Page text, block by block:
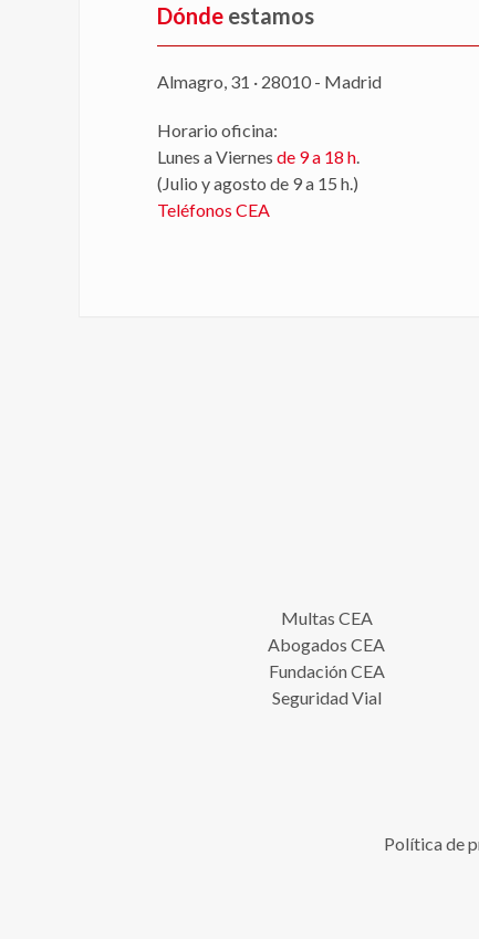
Dónde estamos
Almagro, 31 · 28010 - Madrid
Horario oficina:
Lunes a Viernes de 9 a 18 h.
(Julio y agosto de 9 a 15 h.)
Teléfonos CEA
Multas CEA
Abogados CEA
Fundación CEA
Seguridad Vial
Política de